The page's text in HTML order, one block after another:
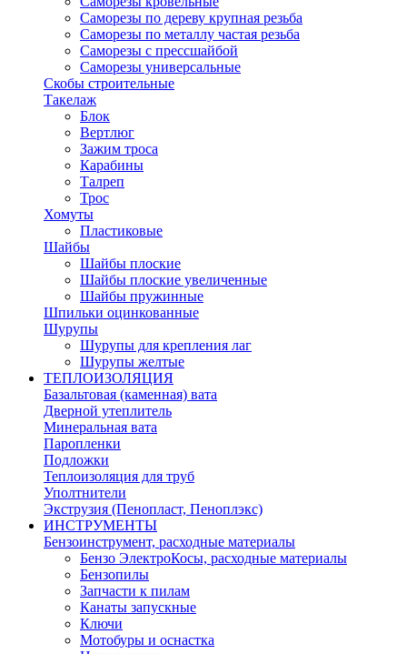
Саморезы по дереву крупная резьба
Саморезы по металлу частая резьба
Саморезы с прессшайбой
Саморезы универсальные
Скобы строительные
Такелаж
Блок
Вертлюг
Зажим троса
Карабины
Талреп
Трос
Хомуты
Пластиковые
Шайбы
Шайбы плоские
Шайбы плоские увеличенные
Шайбы пружинные
Шпильки оцинкованные
Шурупы
Шурупы для крепления лаг
Шурупы желтые
ТЕПЛОИЗОЛЯЦИЯ
Базальтовая (каменная) вата
Дверной утеплитель
Минеральная вата
Паропленки
Подложки
Теплоизоляция для труб
Уполтнители
Экструзия (Пенопласт, Пеноплэкс)
ИНСТРУМЕНТЫ
Бензоинструмент, расходные материалы
Бензо ЭлектроКосы, расходные материалы
Бензопилы
Запчасти к пилам
Канаты запускные
Ключи
Мотобуры и оснастка